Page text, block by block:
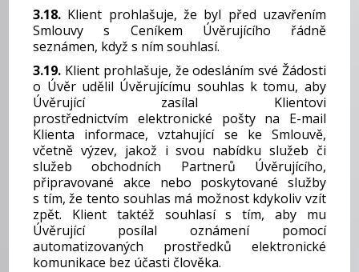
3.18. Klient prohlašuje, že byl před uzavřením
Smlouvy s Ceníkem Úvěrujícího řádně
seznámen, když s ním souhlasí.
3.19. Klient prohlašuje, že odesláním své Žádosti
o Úvěr udělil Úvěrujícímu souhlas k tomu, aby
Úvěrující zasílal Klientovi
prostřednictvím elektronické pošty na E-mail
Klienta informace, vztahující se ke Smlouvě,
včetně výzev, jakož i svou nabídku služeb či
služeb obchodních Partnerů Úvěrujícího,
připravované akce nebo poskytované služby
s tím, že tento souhlas má možnost kdykoliv vzít
zpět. Klient taktéž souhlasí s tím, aby mu
Úvěrující posílal oznámení pomocí
automatizovaných prostředků elektronické
komunikace bez účasti člověka.